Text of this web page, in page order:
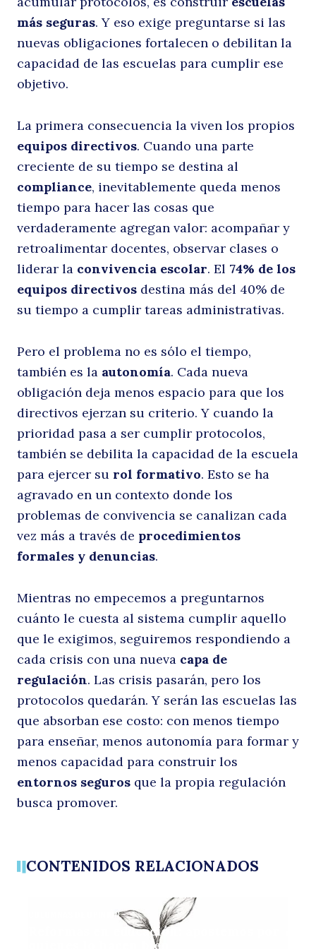
más seguras. Y eso exige preguntarse si las
nuevas obligaciones fortalecen o debilitan la
capacidad de las escuelas para cumplir ese
objetivo.
La primera consecuencia la viven los propios
equipos directivos. Cuando una parte
creciente de su tiempo se destina al
compliance, inevitablemente queda menos
tiempo para hacer las cosas que
verdaderamente agregan valor: acompañar y
retroalimentar docentes, observar clases o
liderar la convivencia escolar. El 74% de los
equipos directivos destina más del 40% de
su tiempo a cumplir tareas administrativas.
Pero el problema no es sólo el tiempo,
también es la autonomía. Cada nueva
obligación deja menos espacio para que los
directivos ejerzan su criterio. Y cuando la
prioridad pasa a ser cumplir protocolos,
también se debilita la capacidad de la escuela
para ejercer su rol formativo. Esto se ha
agravado en un contexto donde los
problemas de convivencia se canalizan cada
vez más a través de procedimientos
formales y denuncias.
Mientras no empecemos a preguntarnos
cuánto le cuesta al sistema cumplir aquello
que le exigimos, seguiremos respondiendo a
cada crisis con una nueva capa de
regulación. Las crisis pasarán, pero los
protocolos quedarán. Y serán las escuelas las
que absorban ese costo: con menos tiempo
para enseñar, menos autonomía para formar y
menos capacidad para construir los
entornos seguros que la propia regulación
busca promover.
CONTENIDOS RELACIONADOS
COLUMNAS DE OPINIÓN
Reformas en educación: apostemos por
quienes lo hacen bien